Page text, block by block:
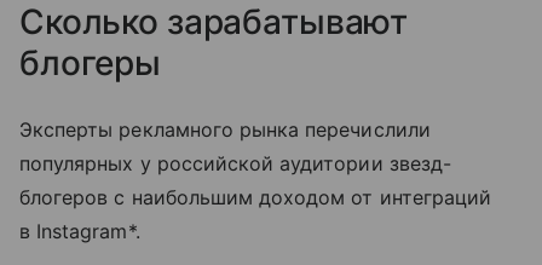
Сколько зарабатывают
блогеры
Эксперты рекламного рынка перечислили
популярных у российской аудитории звезд-
блогеров с наибольшим доходом от интеграций
в Instagram*.